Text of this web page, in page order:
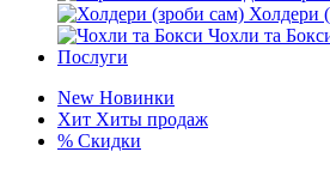
Холдери
Чохли та
Послуги
New Новинки
Хит Хиты продаж
% Скидки